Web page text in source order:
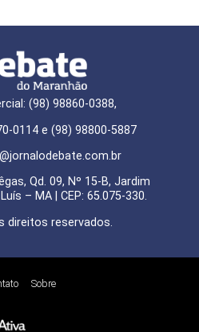
(98) 98860-0388,
0114 e (98) 98800-5887
Qd. 09, Nº 15-B, Jardim
– MA | CEP: 65.075-330.
direitos reservados.
Sobre